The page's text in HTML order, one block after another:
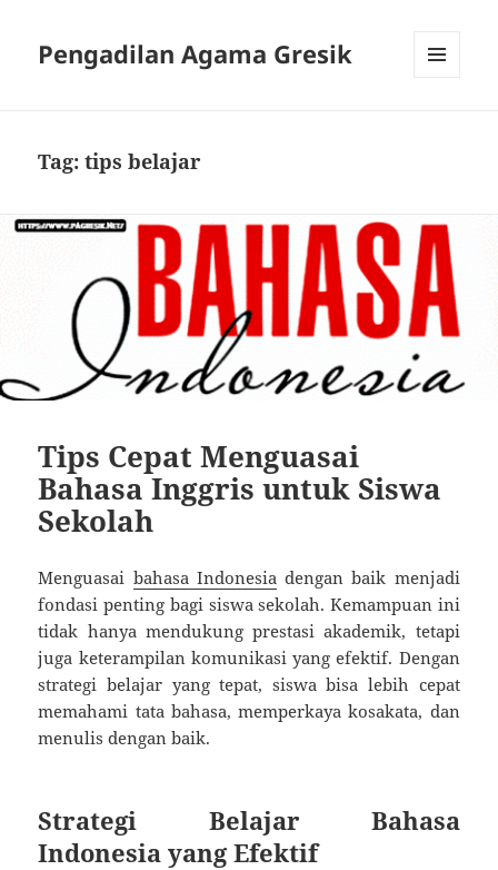
Pengadilan Agama Gresik
Tag:tips belajar
Tips Cepat Menguasai
Bahasa Inggris untuk Siswa
Sekolah
Menguasai bahasa Indonesia dengan baik menjadi
fondasi penting bagi siswa sekolah. Kemampuan ini
tidak hanya mendukung prestasi akademik, tetapi
juga keterampilan komunikasi yang efektif. Dengan
strategi belajar yang tepat, siswa bisa lebih cepat
memahami tata bahasa, memperkaya kosakata, dan
menulis dengan baik.
Strategi Belajar Bahasa
Indonesia yang Efektif